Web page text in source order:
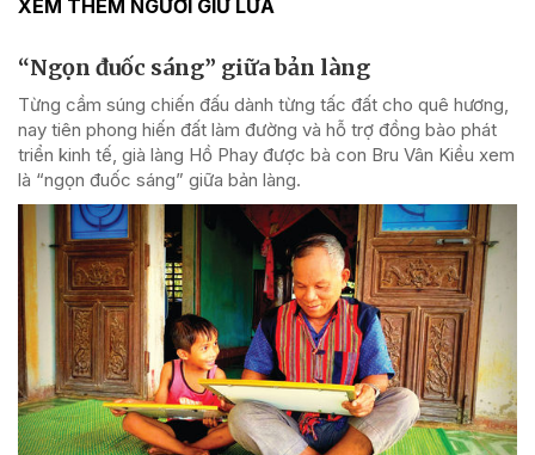
XEM THÊM NGƯỜI GIỮ LỬA
“Ngọn đuốc sáng” giữa bản làng
Từng cầm súng chiến đấu dành từng tấc đất cho quê hương,
nay tiên phong hiến đất làm đường và hỗ trợ đồng bào phát
triển kinh tế, già làng Hồ Phay được bà con Bru Vân Kiều xem
là “ngọn đuốc sáng” giữa bản làng.